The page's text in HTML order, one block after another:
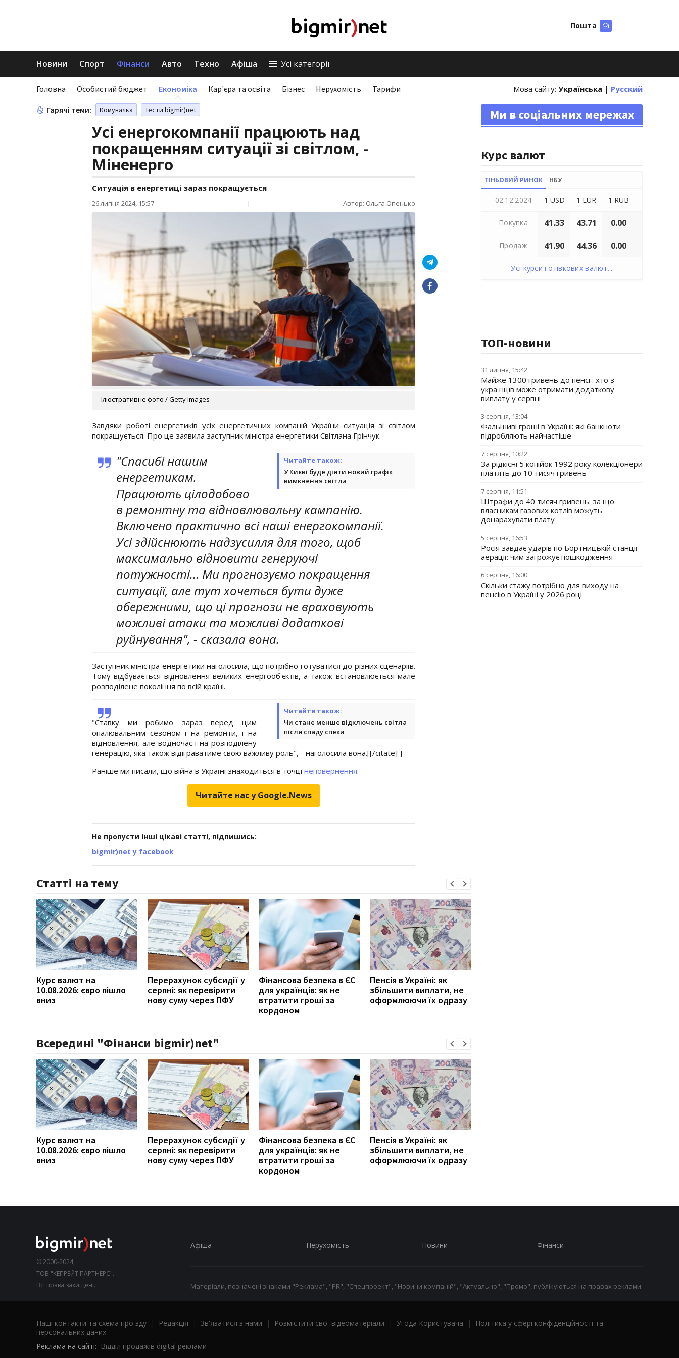
Пошта
Новини Спорт Фінанси Авто Техно Афіша Усі категорії
Головна Особистий бюджет Економіка Кар'єра та освіта Бізнес Нерухомість Тарифи Мова сайту: Українська | Русский
Гарячі теми: Комуналка Тести bigmir)net
Усі енергокомпанії працюють над
покращенням ситуації зі світлом, -
Міненерго
Ситуація в енергетиці зараз покращується
26 липня 2024, 15:57 | Автор: Ольга Опенько
Ілюстративне фото / Getty Images
Завдяки роботі енергетиків усіх енергетичних компаній України ситуація зі світлом
покращується. Про це заявила заступник міністра енергетики Світлана Грінчук.
Читайте також:
У Києві буде діяти новий графік
вимкнення світла
"Спасибі нашим
енергетикам.
Працюють цілодобово
в ремонтну та відновлювальну кампанію.
Включено практично всі наші енергокомпанії.
Усі здійснюють надзусилля для того, щоб
максимально відновити генеруючі
потужності… Ми прогнозуємо покращення
ситуації, але тут хочеться бути дуже
обережними, що ці прогнози не враховують
можливі атаки та можливі додаткові
руйнування", - сказала вона.
Заступник міністра енергетики наголосила, що потрібно готуватися до різних сценаріїв.
Тому відбувається відновлення великих енергооб'єктів, а також встановлюється мале
розподілене покоління по всій країні.
Читайте також:
Чи стане менше відключень світла
після спаду спеки
"Ставку ми робимо зараз перед цим
опалювальним сезоном і на ремонти, і на
відновлення, але водночас і на розподілену
генерацію, яка також відіграватиме свою важливу роль", - наголосила вона.[[/citate] ]
Раніше ми писали, що війна в Україні знаходиться в точці неповернення.
Читайте нас у Google.News
Не пропусти інші цікаві статті, підпишись:
bigmir)net у facebook
Статті на тему
Курс валют на
10.08.2026: євро пішло
вниз
Перерахунок субсидії у
серпні: як перевірити
нову суму через ПФУ
Фінансова безпека в ЄС
для українців: як не
втратити гроші за
кордоном
Пенсія в Україні: як
збільшити виплати, не
оформлюючи їх одразу
Всередині "Фінанси bigmir)net"
Курс валют на
10.08.2026: євро пішло
вниз
Перерахунок субсидії у
серпні: як перевірити
нову суму через ПФУ
Фінансова безпека в ЄС
для українців: як не
втратити гроші за
кордоном
Пенсія в Україні: як
збільшити виплати, не
оформлюючи їх одразу
Ми в соціальних мережах
Курс валют
ТІНЬОВИЙ РИНОК НБУ
02.12.2024 1 USD 1 EUR 1 RUB
Покупка 41.33 43.71 0.00
Продаж 41.90 44.36 0.00
Усі курси готівкових валют...
ТОП-новини
31 липня, 15:42
Майже 1300 гривень до пенсії: хто з
українців може отримати додаткову
виплату у серпні
3 серпня, 13:04
Фальшиві гроші в Україні: які банкноти
підробляють найчастіше
7 серпня, 10:22
За рідкісні 5 копійок 1992 року колекціонери
платять до 10 тисяч гривень
7 серпня, 11:51
Штрафи до 40 тисяч гривень: за що
власникам газових котлів можуть
донарахувати плату
5 серпня, 16:53
Росія завдає ударів по Бортницькій станції
аерації: чим загрожує пошкодження
6 серпня, 16:00
Скільки стажу потрібно для виходу на
пенсію в Україні у 2026 році
© 2000-2024,
ТОВ "КЕПРЕЙТ ПАРТНЕРС".
Всі права захищені.
Афіша Нерухомість Новини Фінанси
Матеріали, позначені знаками "Реклама", "PR", "Спецпроект", "Новини компаній", "Актуально", "Промо", публікуються на правах реклами.
Наші контакти та схема проїзду | Редакція | Зв'язатися з нами | Розмістити свої відеоматеріали | Угода Користувача |
Політика у сфері конфіденційності та
персональних даних
Реклама на сайті: Відділ продажів digital реклами